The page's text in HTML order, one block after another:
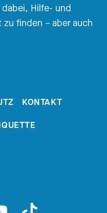
Also wir
also
als
zu kurz
in den
bin ich
worden
Hilfe- und
finden – aber auch
KONTAKT